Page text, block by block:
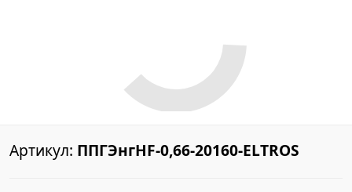
Артикул: ППГЭнгHF-0,66-20160-ELTROS